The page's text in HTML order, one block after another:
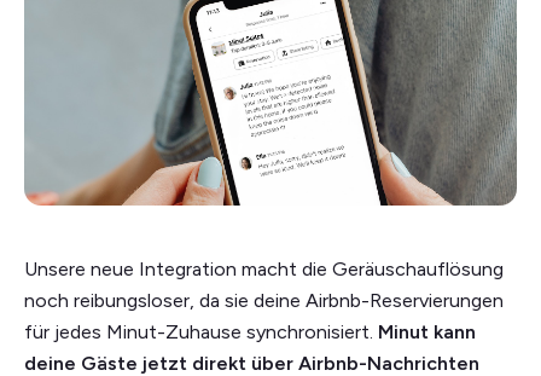
Unsere neue Integration macht die Geräuschauflösung
noch reibungsloser, da sie deine Airbnb-Reservierungen
für jedes Minut-Zuhause synchronisiert. Minut kann
deine Gäste jetzt direkt über Airbnb-Nachrichten